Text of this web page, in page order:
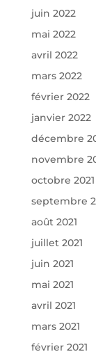
juin 2022
mai 2022
avril 2022
mars 2022
février 2022
janvier 2022
décembre
novembre
octobre 2021
septembre
août 2021
juillet 2021
juin 2021
mai 2021
avril 2021
mars 2021
février 2021